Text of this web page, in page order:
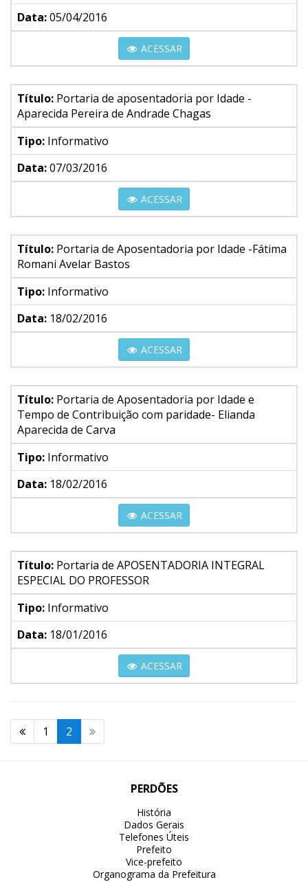
Data:05/04/2016
ACESSAR
Título: Portaria de aposentadoria por Idade -
Aparecida Pereira de Andrade Chagas
Tipo: Informativo
Data:07/03/2016
ACESSAR
Título: Portaria de Aposentadoria por Idade -Fátima
Romani Avelar Bastos
Tipo: Informativo
Data: 18/02/2016
ACESSAR
Título: Portaria de Aposentadoria por Idade e
Tempo de Contribuição com paridade- Elianda
Aparecida de Carva
Tipo: Informativo
Data: 18/02/2016
ACESSAR
Título: Portaria de APOSENTADORIA INTEGRAL
ESPECIAL DO PROFESSOR
Tipo: Informativo
Data: 18/01/2016
ACESSAR
1 2
PERDÕES
História
Dados Gerais
Telefones Úteis
Prefeito
Vice-prefeito
Organograma da Prefeitura